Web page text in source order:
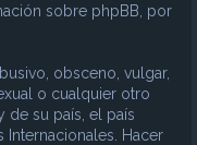
sobre phpBB, por
obsceno, vulgar,
o cualquier otro
de su país, el país
Internacionales. Hacer